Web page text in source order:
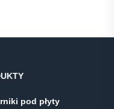
pod płyty